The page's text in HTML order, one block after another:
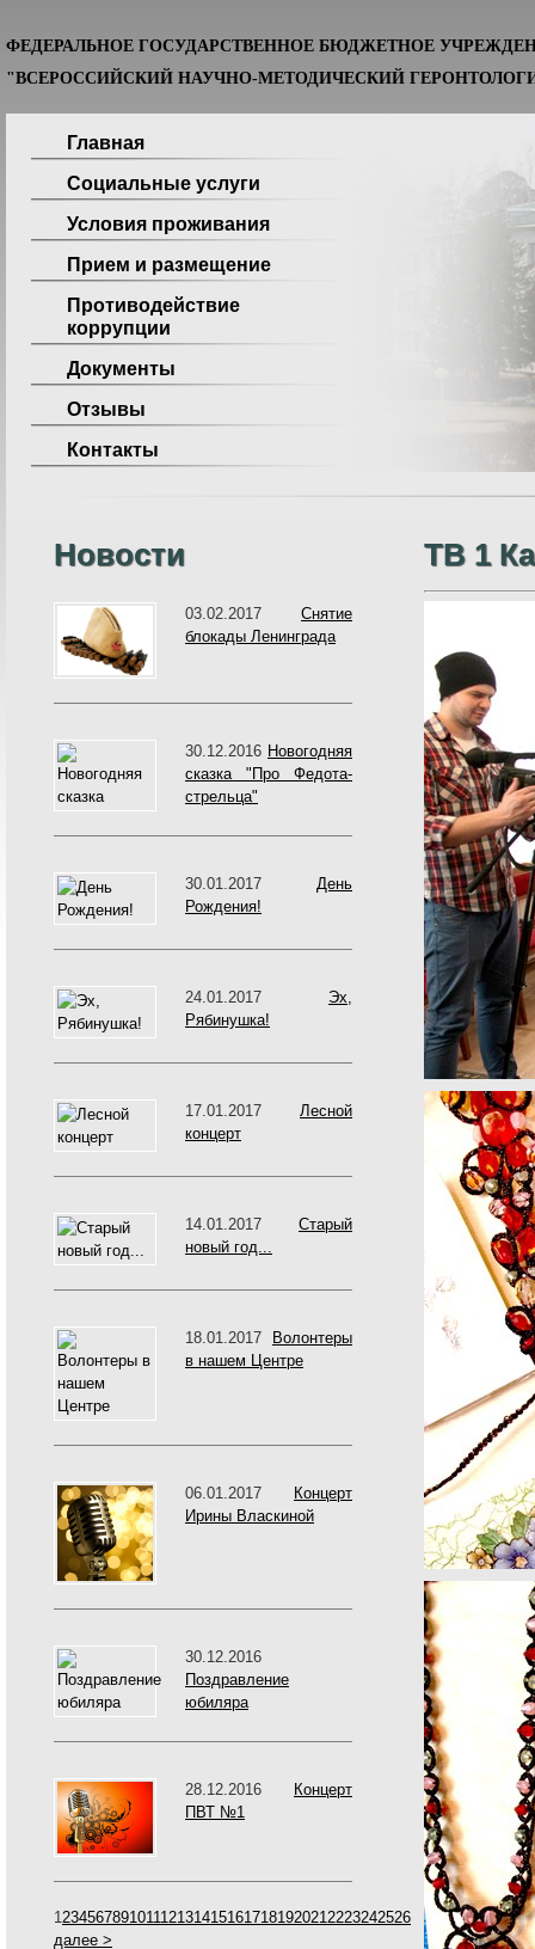
ФЕДЕРАЛЬНОЕ ГОСУДАРСТВЕННОЕ БЮДЖЕТНОЕ
"ВСЕРОССИЙСКИЙ НАУЧНО-МЕТОДИЧЕСКИЙ
Главная
Социальные услуги
Условия проживания
Прием и размещение
Противодействие
коррупции
Документы
Отзывы
Контакты
Новости
03.02.2017 Снятие
блокады Ленинграда
30.12.2016 Новогодняя
сказка "Про Федота-
стрельца"
30.01.2017 День
Рождения!
24.01.2017 Эх,
Рябинушка!
17.01.2017 Лесной
концерт
14.01.2017 Старый
новый год...
18.01.2017 Волонтеры
в нашем Центре
06.01.2017 Концерт
Ирины Власкиной
30.12.2016
Поздравление
юбиляра
28.12.2016 Концерт
ПВТ №1
1 23456789101112131415161718192021 2223242526
далее >
ТВ 1